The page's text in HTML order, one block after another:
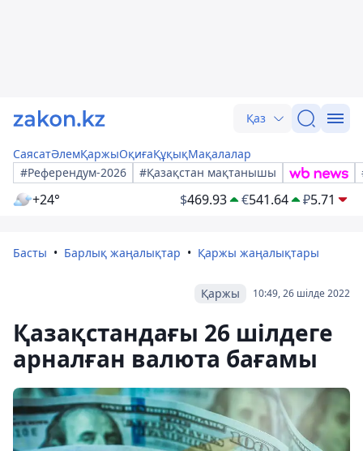
Қаз
СаясатӘлемҚаржыОқиғаҚұқықМақалалар
#Референдум-2026
#Қазақстан мақтанышы
+24° $469.93 €541.64 ₽5.71
Басты Барлық жаңалықтар Қаржы жаңалықтары
10:49, 26 шілде 2022
Қаржы
Қазақстандағы 26 шілдеге
арналған валюта бағамы